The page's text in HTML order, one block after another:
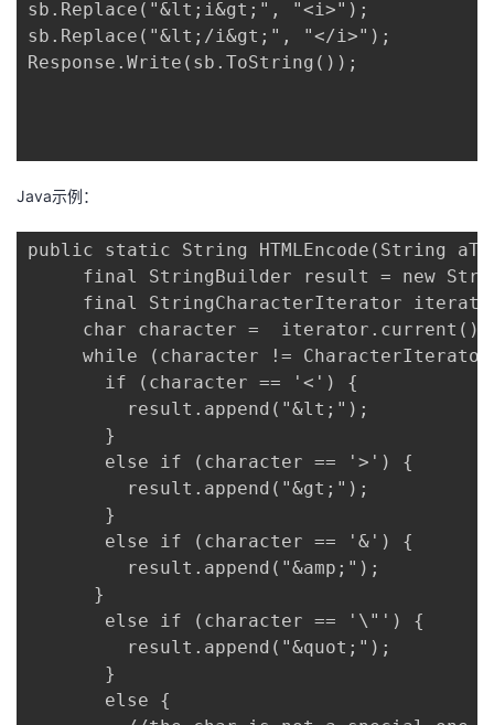
sb.Replace("&lt;i&gt;", "<i>");
sb.Replace("&lt;/i&gt;", "</i>");
Response.Write(sb.ToString());
Java示例：
public static String HTMLEncode(String
final StringBuilder result = new
final StringCharacterIterator
     char character =  iterator.current();
while (character !=
       if (character == '<') {
         result.append("&lt;");
       }
       else if (character == '>') {
         result.append("&gt;");
       }
       else if (character == '&') {
         result.append("&amp;");
      }
       else if (character == '\"') {
         result.append("&quot;");
       }
       else {